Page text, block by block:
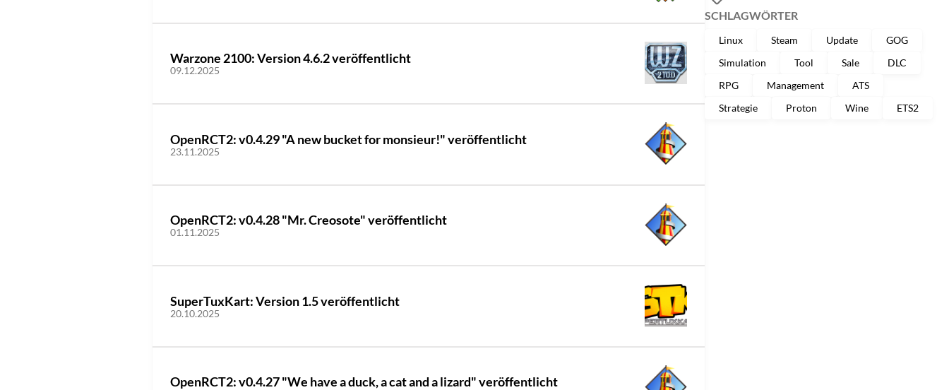
SCHLAGWÖRTER
Linux Steam Update
GOG
Simulation
Tool Sale
DLC
RPG
Management
ATS
Strategie
Proton Wine ETS2
Warzone 2100: Version 4.6.2 veröffentlicht
09.12.2025
OpenRCT2: v0.4.29 "A new bucket for monsieur!" veröffentlicht
23.11.2025
OpenRCT2: v0.4.28 "Mr. Creosote" veröffentlicht
01.11.2025
SuperTuxKart: Version 1.5 veröffentlicht
20.10.2025
OpenRCT2: v0.4.27 "We have a duck, a cat and a lizard" veröffentlicht